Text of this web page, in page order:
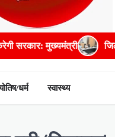
जिला आबकारी अधिकारी
धर्म स्वास्थ्य